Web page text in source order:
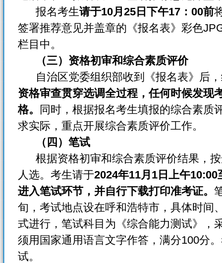
报名考生请于10月25日下午17：00前
签署推荐意见并盖章的《报名表》彩色
栏目中。
（三）资格初审和综合素质评价
自治区党委组织部收到《报名表》后，
资格审查贯穿选调全过程，任何时候发现
格。
同时，根据报名考生填报的综合素质
求实际，重点开展综合素质评价工作。
（四）笔试
根据资格初审和综合素质评价结果，按
人选。考生请于2024年11月1日上午
进入笔试环节，并自行下载打印准考证。
旬，考试地点设在呼和浩特市，具体时间
式进行，笔试科目为《综合能力测试》，
须用国家通用语言文字作答，满分100分
试。